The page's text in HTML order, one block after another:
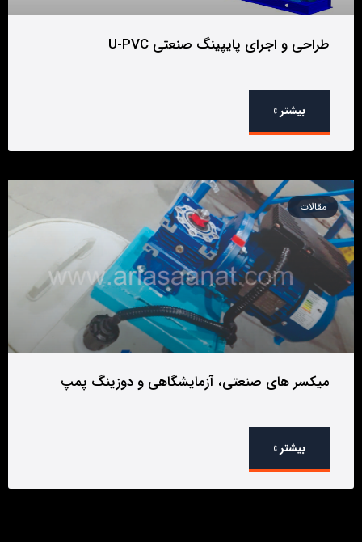
طراحی و اجرای پایپینگ صنعتی U-PVC
بیشتر »
مقالات
میکسر های صنعتی، آزمایشگاهی و دوزینگ پمپ
بیشتر »